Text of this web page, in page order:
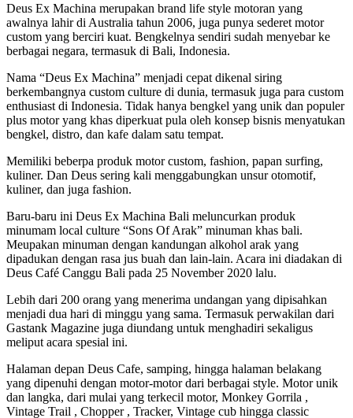
Deus Ex Machina merupakan brand life style motoran yang
awalnya lahir di Australia tahun 2006, juga punya sederet motor
custom yang berciri kuat. Bengkelnya sendiri sudah menyebar ke
berbagai negara, termasuk di Bali, Indonesia.
Nama “Deus Ex Machina” menjadi cepat dikenal siring
berkembangnya custom culture di dunia, termasuk juga para custom
enthusiast di Indonesia. Tidak hanya bengkel yang unik dan populer
plus motor yang khas diperkuat pula oleh konsep bisnis menyatukan
bengkel, distro, dan kafe dalam satu tempat.
Memiliki beberpa produk motor custom, fashion, papan surfing,
kuliner. Dan Deus sering kali menggabungkan unsur otomotif,
kuliner, dan juga fashion.
Baru-baru ini Deus Ex Machina Bali meluncurkan produk
minumam local culture “Sons Of Arak” minuman khas bali.
Meupakan minuman dengan kandungan alkohol arak yang
dipadukan dengan rasa jus buah dan lain-lain. Acara ini diadakan di
Deus Café Canggu Bali pada 25 November 2020 lalu.
Lebih dari 200 orang yang menerima undangan yang dipisahkan
menjadi dua hari di minggu yang sama. Termasuk perwakilan dari
Gastank Magazine juga diundang untuk menghadiri sekaligus
meliput acara spesial ini.
Halaman depan Deus Cafe, samping, hingga halaman belakang
yang dipenuhi dengan motor-motor dari berbagai style. Motor unik
dan langka, dari mulai yang terkecil motor, Monkey Gorrila ,
Vintage Trail , Chopper , Tracker, Vintage cub hingga classic